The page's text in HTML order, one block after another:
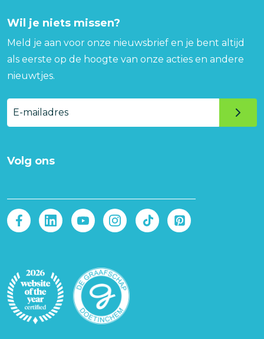
Wil je niets missen?
Meld je aan voor onze nieuwsbrief en je bent altijd
als eerste op de hoogte van onze acties en andere
nieuwtjes.
E-
mailadres
Volg ons
Afbeelding Afbeelding